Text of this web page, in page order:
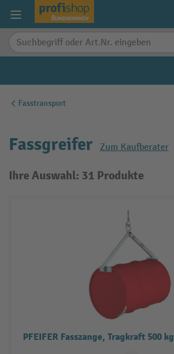
springen
Fasstransport
Fassgreifer Zum Kaufberater
Ihre Auswahl: 31 Produkte
PFEIFER Fasszange, Tragkraft 500 kg